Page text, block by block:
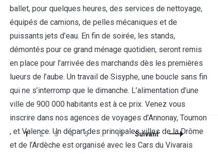
ballet, pour quelques heures, des services de nettoyage,
équipés de camions, de pelles mécaniques et de
puissants jets d’eau. En fin de soirée, les stands,
démontés pour ce grand ménage quotidien, seront remis
en place pour l’arrivée des marchands dès les premières
lueurs de l’aube. Un travail de Sisyphe, une boucle sans fin
qui ne s’interromp que le dimanche. L’alimentation d’une
ville de 900 000 habitants est à ce prix. Venez vous
inscrire dans nos agences de voyages d’Annonay, Tournon
, et Valence. Un départ des principales villes de la Drôme
et de l’Ardèche est organisé avec les Cars du Vivarais
1 2 3 4 5 … 13 Suivant